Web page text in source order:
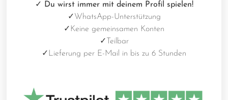
✓ Du wirst immer mit deinem Profil spielen!
✓WhatsApp-Unterstützung
✓ Keine gemeinsamen Konten
✓ Teilbar
✓ Lieferung per E-Mail in bis zu 6 Stunden